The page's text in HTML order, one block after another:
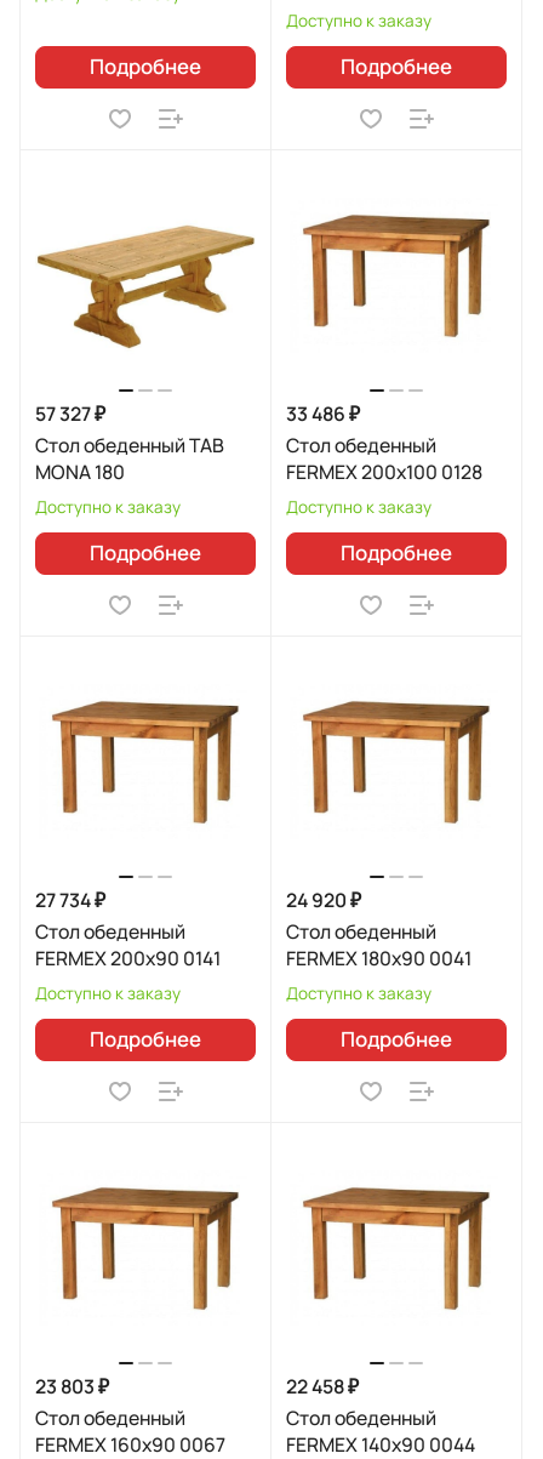
Подробнее
Доступно к заказу
Подробнее
57 327 ₽
Стол обеденный TAB
MONA 180
Доступно к заказу
Подробнее
33 486 ₽
Стол обеденный
FERMEX 200x100 0128
Доступно к заказу
Подробнее
27 734 ₽
Стол обеденный
FERMEX 200x90 0141
Доступно к заказу
Подробнее
24 920 ₽
Стол обеденный
FERMEX 180x90 0041
Доступно к заказу
Подробнее
23 803 ₽
Стол обеденный
FERMEX 160x90 0067
22 458 ₽
Стол обеденный
FERMEX 140x90 0044